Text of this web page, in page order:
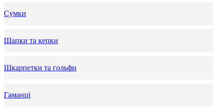
Сумки
Шапки та кепки
Шкарпетки та гольфи
Гаманці